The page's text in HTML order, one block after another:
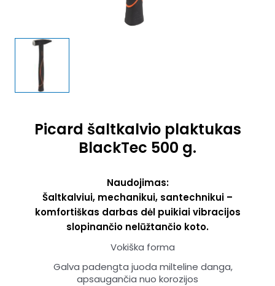
Picard šaltkalvio plaktukas
BlackTec 500 g.
Naudojimas:
Šaltkalviui, mechanikui, santechnikui –
komfortiškas darbas dėl puikiai vibracijos
slopinančio nelūžtančio koto.
Vokiška forma
Galva padengta juoda milteline danga,
apsaugančia nuo korozijos